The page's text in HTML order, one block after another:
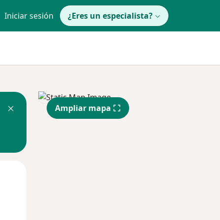
Iniciar sesión ¿Eres un especialista?
Ampliar mapa